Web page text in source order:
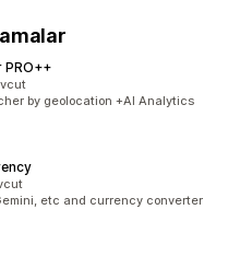
PRO++
by geolocation +AI Analytics
etc and currency converter